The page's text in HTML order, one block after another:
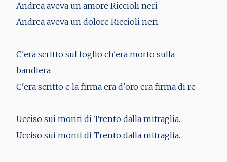
Andrea aveva un amore Riccioli neri
Andrea aveva un dolore Riccioli neri.
C'era scritto sul foglio ch'era morto sulla
bandiera
C'era scritto e la firma era d'oro era firma di re
Ucciso sui monti di Trento dalla mitraglia.
Ucciso sui monti di Trento dalla mitraglia.